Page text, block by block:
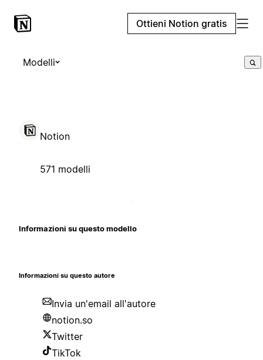
Ottieni Notion gratis
Modelli
Notion
571 modelli
Informazioni su questo modello
Informazioni su questo autore
Invia un'email all'autore
notion.so
Twitter
TikTok